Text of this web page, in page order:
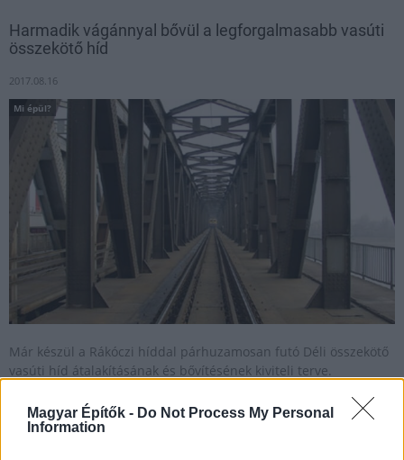
Magyar Építők - Do Not Process My Personal
Information
Harmadik vágánnyal bővül a legforgalmasabb vasúti
összekötő híd
2017.08.16
Mi épül?
Már készül a Rákóczi híddal párhuzamosan futó Déli összekötő
vasúti híd átalakításának és bővítésének kiviteli terve.
Tervezés alatt a két új budapesti Duna híd és a